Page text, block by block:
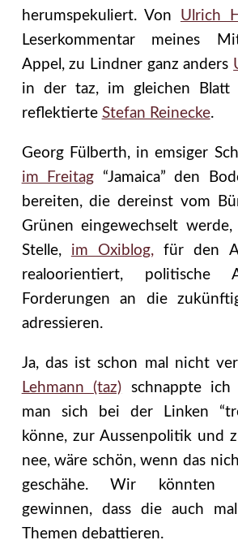
herumspekuliert. Von Ulrich
Leserkommentar meines
Appel, zu Lindner ganz anders
in der taz, im gleichen Blatt
reflektierte Stefan Reinecke.
Georg Fülberth, in emsiger
im Freitag “Jamaica” den
bereiten, die dereinst vom
Grünen eingewechselt
Stelle, im Oxiblog, für den
realoorientiert, politische
Forderungen an die
adressieren.
Ja, das ist schon mal nicht
Lehmann (taz) schnappte ich
man sich bei der Linken
könne, zur Aussenpolitik und
nee, wäre schön, wenn das
geschähe. Wir könnten
gewinnen, dass die auch
Themen debattieren.